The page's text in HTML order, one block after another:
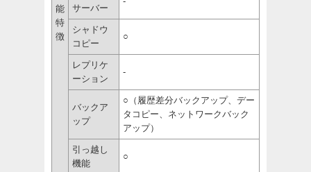
能
特
徴
サーバー
シャドウ
コピー
○
レプリケ
ーション
-
バックア
ップ
○（履歴差分バックアップ、デー
タコピー、ネットワークバック
アップ）
引っ越し
機能
○